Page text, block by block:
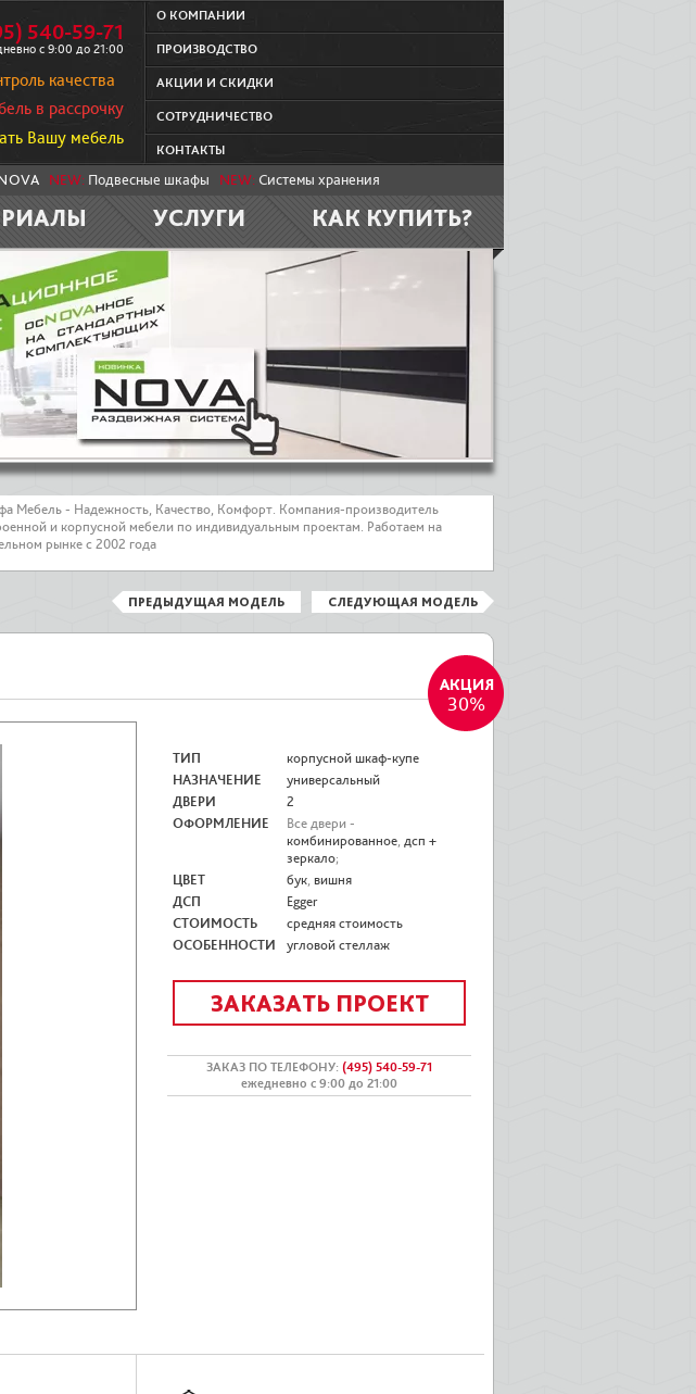
540-59-71
с 9:00 до 21:00
качества
в рассрочку
Вашу мебель
О КОМПАНИИ
ПРОИЗВОДСТВО
АКЦИИ И СКИДКИ
СОТРУДНИЧЕСТВО
КОНТАКТЫ
NEW: Подвесные шкафы NEW: Системы хранения
УСЛУГИ КАК КУПИТЬ?
Мебель - Надежность, Качество, Комфорт. Компания-производитель
и корпусной мебели по индивидуальным проектам. Работаем на
рынке с 2002 года
ПРЕДЫДУЩАЯ МОДЕЛЬ СЛЕДУЮЩАЯ МОДЕЛЬ
ТИП
корпусной шкаф-купе
НАЗНАЧЕНИЕ
универсальный
ДВЕРИ
2
ОФОРМЛЕНИЕ
Все двери -
комбинированное, дсп +
зеркало;
ЦВЕТ
бук, вишня
ДСП
Egger
СТОИМОСТЬ
средняя стоимость
ОСОБЕННОСТИ
угловой стеллаж
ЗАКАЗАТЬ ПРОЕКТ
ЗАКАЗ ПО ТЕЛЕФОНУ: (495) 540-59-71
ежедневно с 9:00 до 21:00
30%